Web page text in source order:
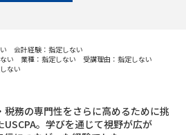
会計経験：指定しない
い
業種：指定しない
受講理由：指定しない
ない
税務の専門性をさらに高めるために挑
USCPA。学びを通じて視野が広が